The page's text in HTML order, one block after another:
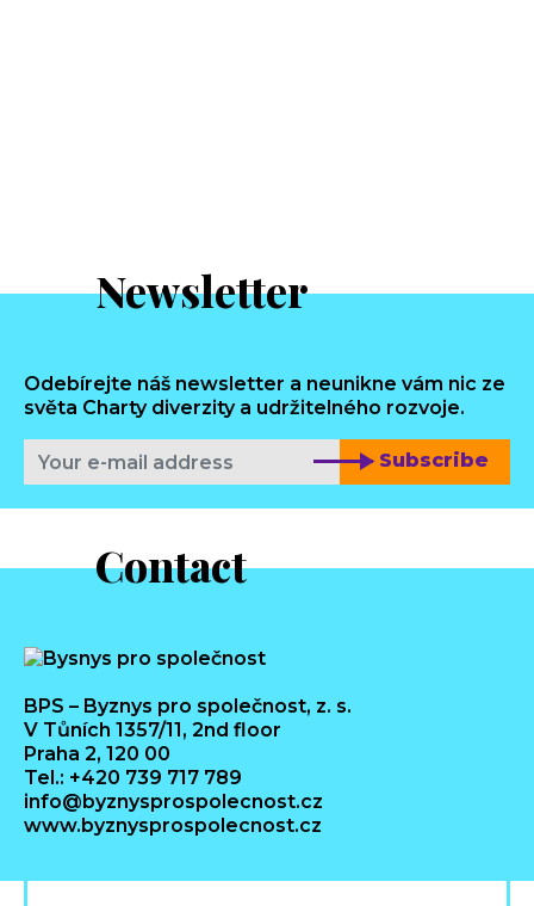
Newsletter
Odebírejte náš newsletter a neunikne vám nic ze
světa Charty diverzity a udržitelného rozvoje.
Subscribe
Contact
BPS – Byznys pro společnost, z. s.
V Tůních 1357/11, 2nd floor
Praha 2, 120 00
Tel.: +420 739 717 789
info@byznysprospolecnost.cz
www.byznysprospolecnost.cz